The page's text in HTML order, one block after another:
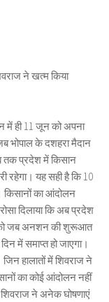
ने खत्म किया
में ही 11 जून को अपना
भोपाल के दशहरा मैदान
तक प्रदेश में किसान
रहेगा। यह सही है कि 10
किसानों का आंदोलन
दिलाया कि अब प्रदेश
को जब अनशन की शुरूआत
में समाप्त हो जाएगा।
हालातों में शिवराज ने
का कोई आंदोलन नहीं
शिवराज ने अनेक घोषणाएं